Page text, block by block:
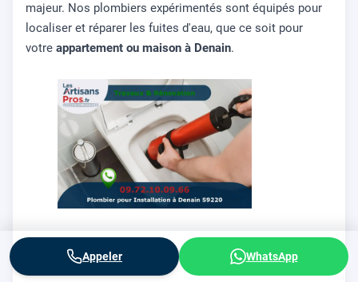
majeur. Nos plombiers expérimentés sont équipés pour
localiser et réparer les fuites d'eau, que ce soit pour
votre appartement ou maison à Denain.
Appeler WhatsApp